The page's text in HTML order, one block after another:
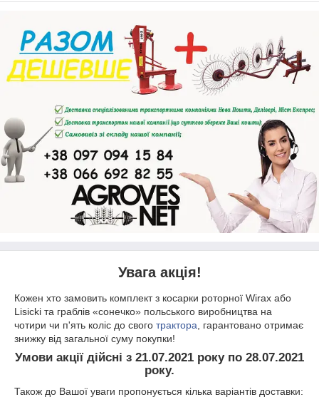
Увага акція!
Кожен хто замовить комплект з косарки роторної Wirax або
Lisicki та граблів «сонечко» польського виробництва на
чотири чи п'ять коліс до свого трактора , гарантовано отримає
знижку від загальної суму покупки!
Умови акції дійсні з 21.07.2021 року по 28.07.2021
року.
Також до Вашої уваги пропонується кілька варіантів доставки: